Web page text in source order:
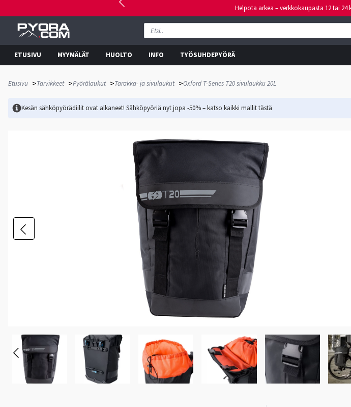
Helpota arkea – verkkokaupasta 12 tai
ETUSIVU MYYMÄLÄT HUOLTO INFO TYÖSUHDEPYÖRÄ
Etusivu >Tarvikkeet >Pyörälaukut >Tarakka- ja sivulaukut >Oxford T-Series T20 sivulaukku 20L
Kesän sähköpyörädiilit ovat alkaneet! Sähköpyöriä nyt jopa -50% – katso kaikki mallittästä